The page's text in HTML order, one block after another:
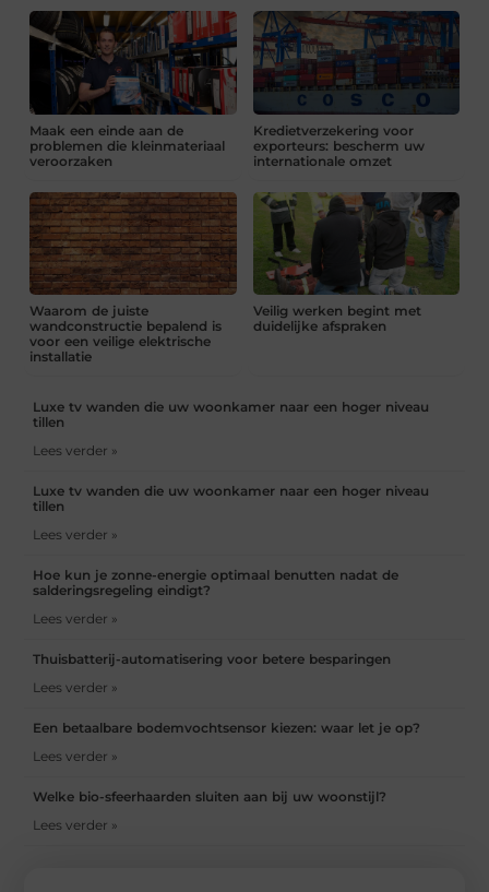
Maak een einde aan de
problemen die kleinmateriaal
veroorzaken
Kredietverzekering voor
exporteurs: bescherm uw
internationale omzet
Waarom de juiste
wandconstructie bepalend is
voor een veilige elektrische
installatie
Veilig werken begint met
duidelijke afspraken
Luxe tv wanden die uw woonkamer naar een hoger niveau
tillen
Lees verder »
Luxe tv wanden die uw woonkamer naar een hoger niveau
tillen
Lees verder »
Hoe kun je zonne-energie optimaal benutten nadat de
salderingsregeling eindigt?
Lees verder »
Thuisbatterij-automatisering voor betere besparingen
Lees verder »
Een betaalbare bodemvochtsensor kiezen: waar let je op?
Lees verder »
Welke bio-sfeerhaarden sluiten aan bij uw woonstijl?
Lees verder »